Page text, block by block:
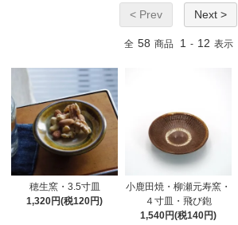
< Prev Next >
全 58 商品 1 - 12 表示
穂生窯・3.5寸皿
1,320円(税120円)
小鹿田焼・柳瀬元寿窯・
４寸皿・飛び鉋
1,540円(税140円)